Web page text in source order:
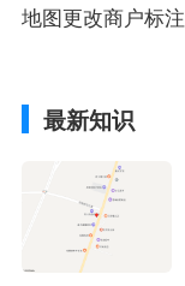
地图更改商户标注
最新知识